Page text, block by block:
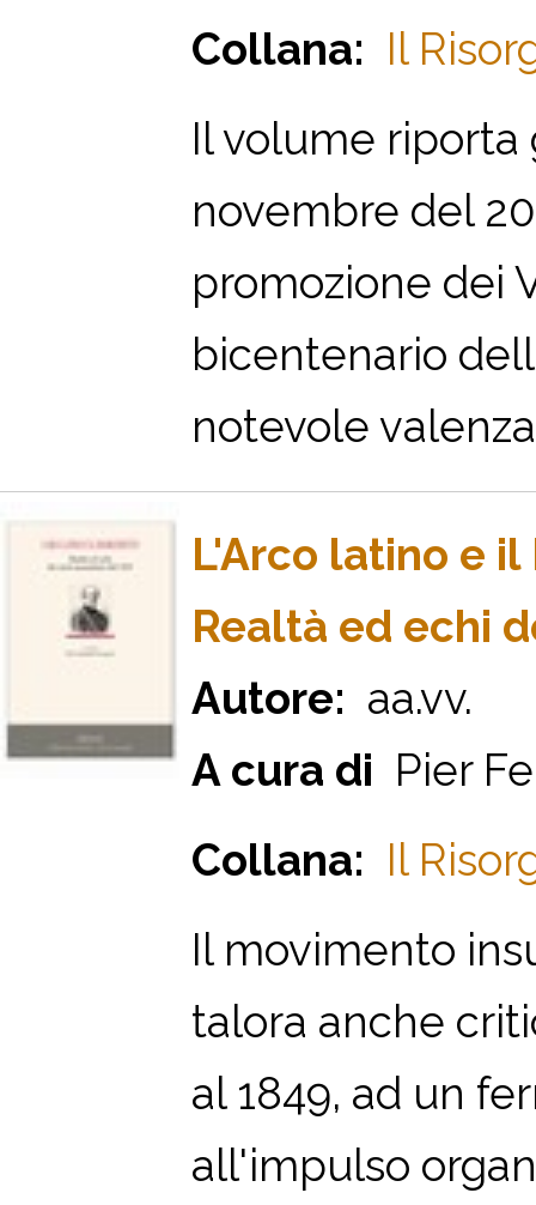
Collana: Il
Il volume riporta
novembre del
promozione dei
bicentenario
notevole
L'Arco latino e
Realtà ed echi
Autore: aa.vv.
A cura di Pier
Collana: Il
Il movimento
talora anche
al 1849, ad un
all'impulso